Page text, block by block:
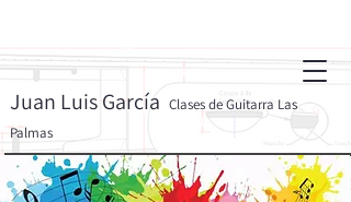
Juan Luis García Clases de Guitarra Las
Palmas